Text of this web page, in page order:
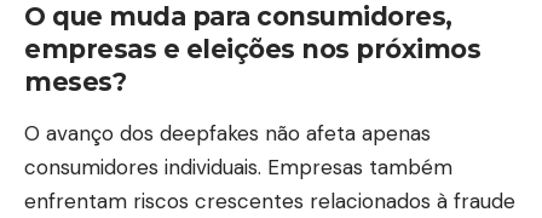
O que muda para consumidores,
empresas e eleições nos próximos
meses?
O avanço dos deepfakes não afeta apenas
consumidores individuais. Empresas também
enfrentam riscos crescentes relacionados à fraude